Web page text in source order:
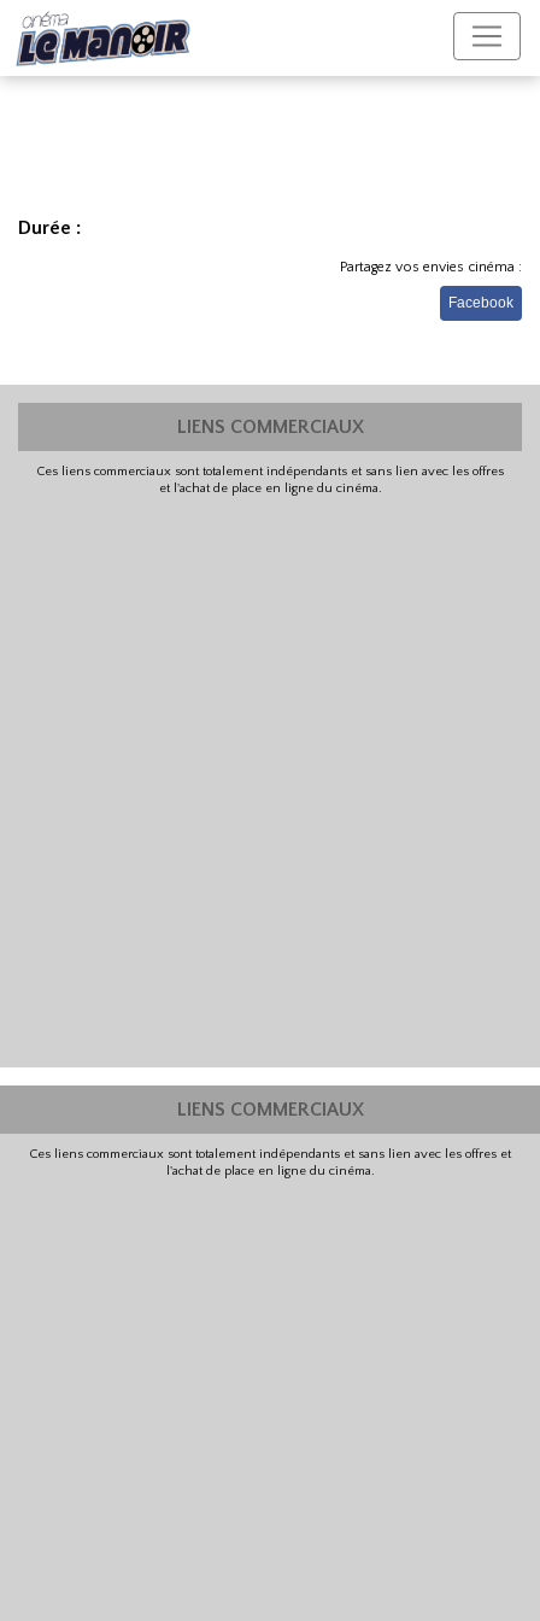
Durée :
Partagez vos envies cinéma :
Facebook
LIENS COMMERCIAUX
Ces liens commerciaux sont totalement indépendants et sans lien avec les offres
et l'achat de place en ligne du cinéma.
LIENS COMMERCIAUX
Ces liens commerciaux sont totalement indépendants et sans lien avec les offres et
l'achat de place en ligne du cinéma.